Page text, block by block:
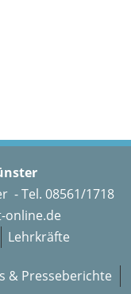
- Tel. 08561/1718
online.de
Lehrkräfte
& Presseberichte